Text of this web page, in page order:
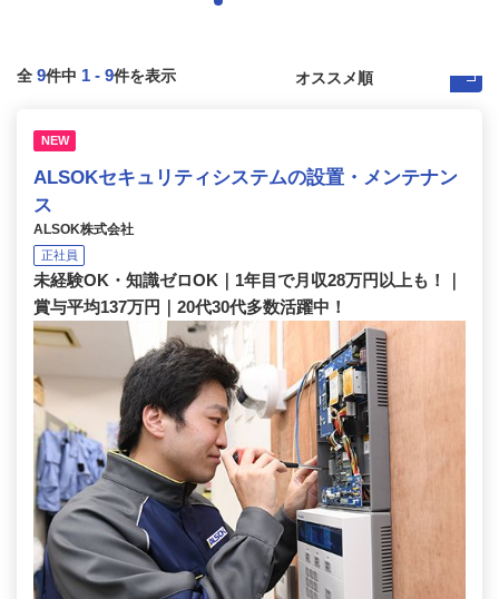
全 9件中 1 - 9件を表示
NEW
ALSOKセキュリティシステムの設置・メンテナン
ス
ALSOK株式会社
正社員
未経験OK・知識ゼロOK｜1年目で月収28万円以上も！｜
賞与平均137万円｜20代30代多数活躍中！